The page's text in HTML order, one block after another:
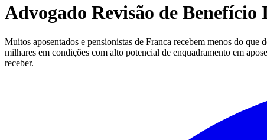
Advogado Revisão de
Muitos aposentados e pensionistas de Franca recebem menos do
milhares em condições com alto potencial de enquadramento em
receber.